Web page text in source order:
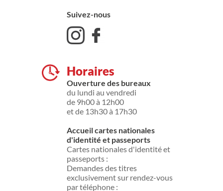
Suivez-nous
Horaires
Ouverture des bureaux
du lundi au vendredi
de 9h00 à 12h00
et de 13h30 à 17h30
Accueil cartes nationales
d'identité et passeports
Cartes nationales d'identité et
passeports :
Demandes des titres
exclusivement sur rendez-vous
par téléphone :